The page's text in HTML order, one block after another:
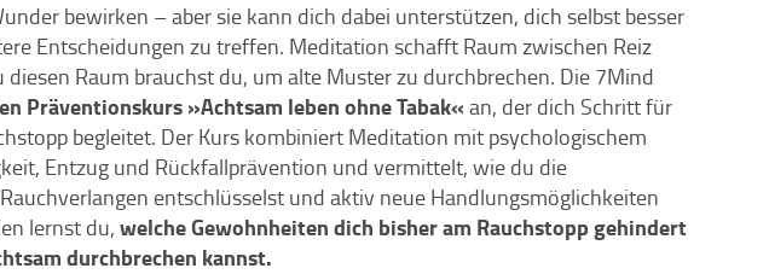
bewirken – aber sie kann dich dabei unterstützen, dich selbst besser
Entscheidungen zu treffen. Meditation schafft Raum zwischen Reiz
Raum brauchst du, um alte Muster zu durchbrechen. Die 7Mind
Präventionskurs »Achtsam leben ohne Tabak« an, der dich Schritt für
begleitet. Der Kurs kombiniert Meditation mit psychologischem
Entzug und Rückfallprävention und vermittelt, wie du die
entschlüsselst und aktiv neue Handlungsmöglichkeiten
lernst du, welche Gewohnheiten dich bisher am Rauchstopp gehindert
durchbrechen kannst.